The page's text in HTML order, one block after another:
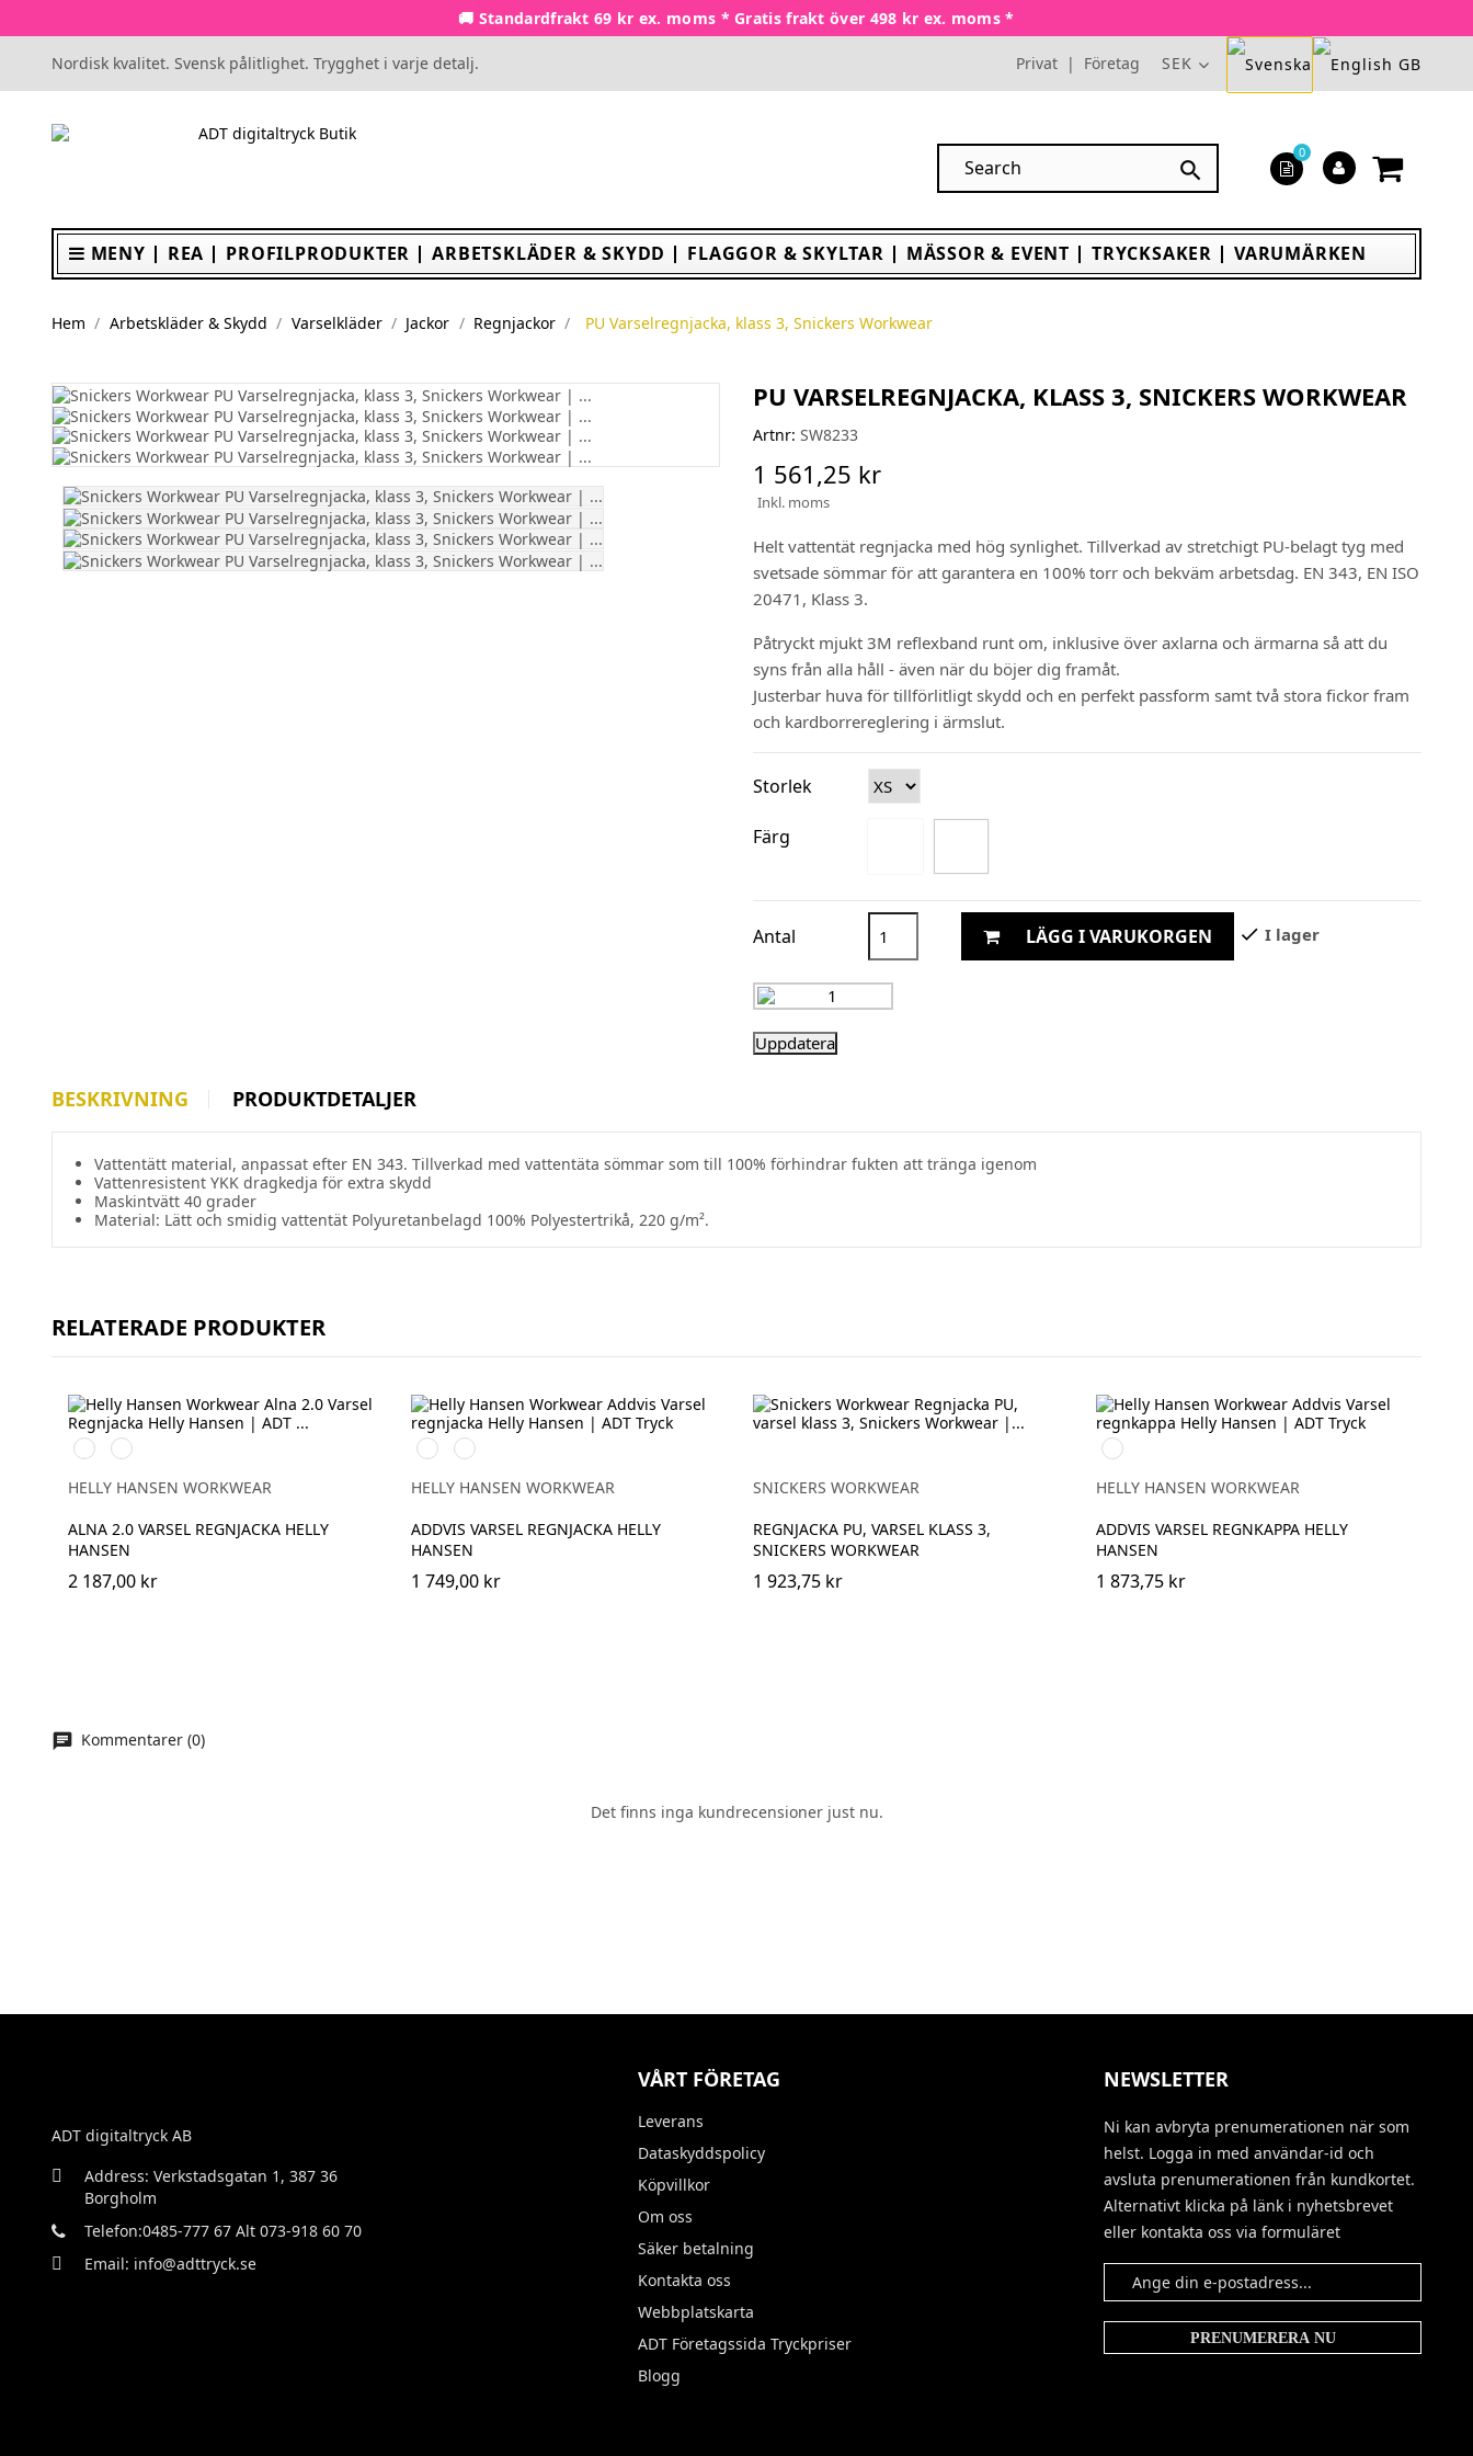
🚚 Standardfrakt 69 kr ex. moms * Gratis frakt över 498 kr ex. moms *
Nordisk kvalitet. Svensk pålitlighet. Trygghet i varje detalj. Privat | Företag SEK

0
MENY REA PROFILPRODUKTER ARBETSKLÄDER & SKYDD FLAGGOR & SKYLTAR MÄSSOR & EVENT TRYCKSAKER VARUMÄRKEN
Hem Arbetskläder & Skydd Varselkläder Jackor Regnjackor PU Varselregnjacka, klass 3, Snickers Workwear
PU VARSELREGNJACKA, KLASS 3, SNICKERS WORKWEAR
Artnr: SW8233
1 561,25 kr
Inkl. moms
Helt vattentät regnjacka med hög synlighet. Tillverkad av stretchigt PU-belagt tyg med
svetsade sömmar för att garantera en 100% torr och bekväm arbetsdag. EN 343, EN ISO
20471, Klass 3.
Påtryckt mjukt 3M reflexband runt om, inklusive över axlarna och ärmarna så att du
syns från alla håll - även när du böjer dig framåt.
Justerbar huva för tillförlitligt skydd och en perfekt passform samt två stora fickor fram
och kardborrereglering i ärmslut.
Storlek
Färg
Antal LÄGG I VARUKORGEN check I lager
BESKRIVNING PRODUKTDETALJER
Vattentätt material, anpassat efter EN 343. Tillverkad med vattentäta sömmar som till 100% förhindrar fukten att tränga igenom
Vattenresistent YKK dragkedja för extra skydd
Maskintvätt 40 grader
Material: Lätt och smidig vattentät Polyuretanbelagd 100% Polyestertrikå, 220 g/m².
RELATERADE PRODUKTER
369
YELLOW/EBONY
269
ORANGE/EBONY
HELLY HANSEN WORKWEAR
ALNA 2.0 VARSEL REGNJACKA HELLY
HANSEN
2 187,00 kr
369
YELLOW/EBONY
269
ORANGE/EBONY
HELLY HANSEN WORKWEAR
ADDVIS VARSEL REGNJACKA HELLY
HANSEN
1 749,00 kr
SNICKERS WORKWEAR
REGNJACKA PU, VARSEL KLASS 3,
SNICKERS WORKWEAR
1 923,75 kr
369
YELLOW/EBONY
HELLY HANSEN WORKWEAR
ADDVIS VARSEL REGNKAPPA HELLY
HANSEN
1 873,75 kr
Kommentarer (0)
Det finns inga kundrecensioner just nu.
ADT digitaltryck AB
Address: Verkstadsgatan 1, 387 36
Borgholm
Telefon:0485-777 67 Alt 073-918 60 70
Email: info@adttryck.se
VÅRT FÖRETAG
Leverans
Dataskyddspolicy
Köpvillkor
Om oss
Säker betalning
Kontakta oss
Webbplatskarta
ADT Företagssida Tryckpriser
Blogg
NEWSLETTER
Ni kan avbryta prenumerationen när som
helst. Logga in med användar-id och
avsluta prenumerationen från kundkortet.
Alternativt klicka på länk i nyhetsbrevet
eller kontakta oss via formuläret